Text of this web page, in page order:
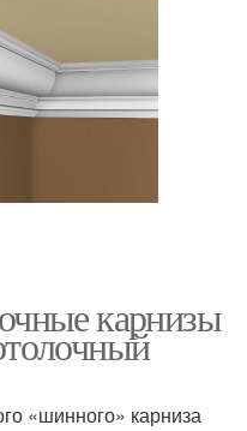
карнизы
«шинного» карниза